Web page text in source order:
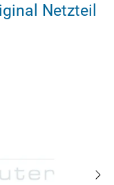
Netzteil